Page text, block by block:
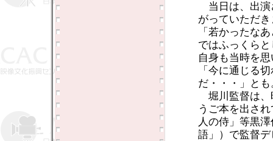
当日は、出演
がっていただ
「若かったな
ではふっくら
自身も当時を
「今に通じる
だ・・・」とも
堀川監督は、
うご本を出さ
人の侍」等黒
語」）で監督